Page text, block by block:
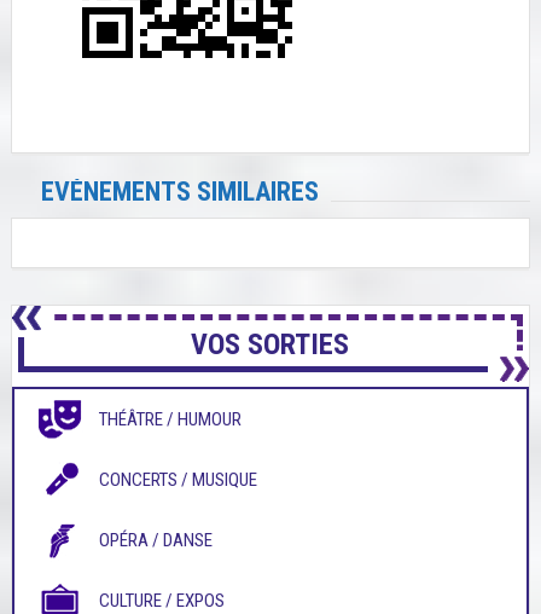
EVÉNEMENTS SIMILAIRES
VOS SORTIES
THÉÂTRE / HUMOUR
CONCERTS / MUSIQUE
OPÉRA / DANSE
CULTURE / EXPOS